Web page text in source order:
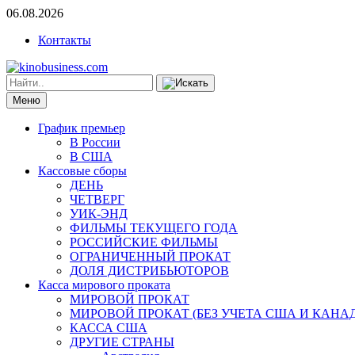
06.08.2026
Контакты
Меню
График премьер
В России
В США
Кассовые сборы
ДЕНЬ
ЧЕТВЕРГ
УИК-ЭНД
ФИЛЬМЫ ТЕКУЩЕГО ГОДА
РОССИЙСКИЕ ФИЛЬМЫ
ОГРАНИЧЕННЫЙ ПРОКАТ
ДОЛЯ ДИСТРИБЬЮТОРОВ
Касса мирового проката
МИРОВОЙ ПРОКАТ
МИРОВОЙ ПРОКАТ (БЕЗ УЧЕТА США И
КАССА США
ДРУГИЕ СТРАНЫ